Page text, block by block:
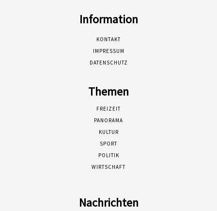
Information
KONTAKT
IMPRESSUM
DATENSCHUTZ
Themen
FREIZEIT
PANORAMA
KULTUR
SPORT
POLITIK
WIRTSCHAFT
Nachrichten